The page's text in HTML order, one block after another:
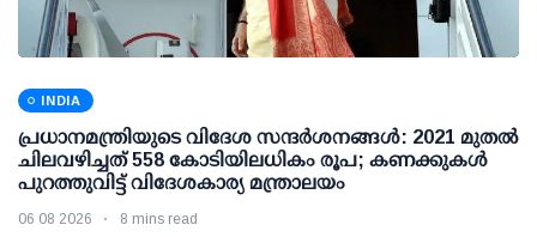
INDIA
പ്രധാനമന്ത്രിയുടെ വിദേശ സന്ദർശനങ്ങൾ: 2021 മുതൽ
ചിലവഴിച്ചത് 558 കോടിയിലധികം രൂപ; കണക്കുകൾ
പുറത്തുവിട്ട് വിദേശകാര്യ മന്ത്രാലയം
06 08 2026 8 mins read